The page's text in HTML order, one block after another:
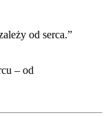
od serca.”
– od